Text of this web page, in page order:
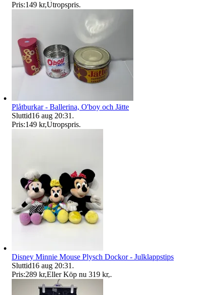
Pris:149 kr,Utropspris.
Plåtburkar - Ballerina, O'boy och Jätte
Sluttid16 aug 20:31 .
Pris:149 kr,Utropspris.
Disney Minnie Mouse Plysch Dockor - Julklappstips
Sluttid16 aug 20:31 .
Pris:289 kr,Eller Köp nu 319 kr,.